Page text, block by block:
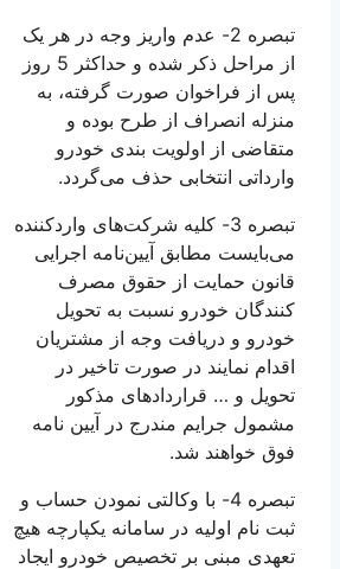
تبصره 2- عدم واریز وجه در هر یک
از مراحل ذکر شده و حداکثر 5 روز
پس از فراخوان صورت گرفته، به
منزله انصراف از طرح بوده و
متقاضی از اولویت بندی خودرو
وارداتی انتخابی حذف می‌گردد.
تبصره 3- کلیه شرکت‌های واردکننده
می‌بایست مطابق آیین‌نامه اجرایی
قانون حمایت از حقوق مصرف
کنندگان خودرو نسبت به تحویل
خودرو و دریافت وجه از مشتریان
اقدام نمایند در صورت تاخیر در
تحویل و … قراردادهای مذکور
مشمول جرایم مندرج در آیین نامه
فوق خواهند شد.
تبصره 4- با وکالتی نمودن حساب و
ثبت نام اولیه در سامانه یکپارچه هیچ
تعهدی مبنی بر تخصیص خودرو ایجاد